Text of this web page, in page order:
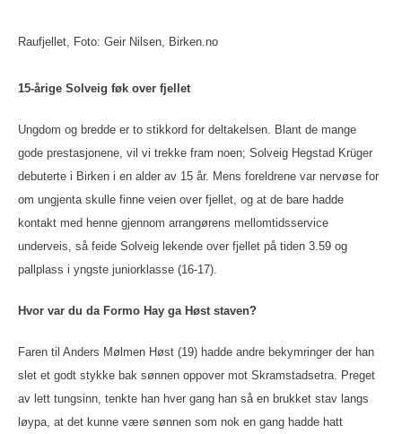
Raufjellet, Foto: Geir Nilsen, Birken.no
15-årige Solveig føk over fjellet
Ungdom og bredde er to stikkord for deltakelsen. Blant de mange
gode prestasjonene, vil vi trekke fram noen; Solveig Hegstad Krüger
debuterte i Birken i en alder av 15 år. Mens foreldrene var nervøse for
om ungjenta skulle finne veien over fjellet, og at de bare hadde
kontakt med henne gjennom arrangørens mellomtidsservice
underveis, så feide Solveig lekende over fjellet på tiden 3.59 og
pallplass i yngste juniorklasse (16-17).
Hvor var du da Formo Hay ga Høst staven?
Faren til Anders Mølmen Høst (19) hadde andre bekymringer der han
slet et godt stykke bak sønnen oppover mot Skramstadsetra. Preget
av lett tungsinn, tenkte han hver gang han så en brukket stav langs
løypa, at det kunne være sønnen som nok en gang hadde hatt